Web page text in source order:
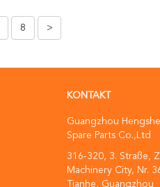
8 >
KONTAKT
Guangzhou
Spare Parts Co.,Ltd
316-320, 3. Straße,
Machinery City, Nr.
Tianhe, Guangzhou